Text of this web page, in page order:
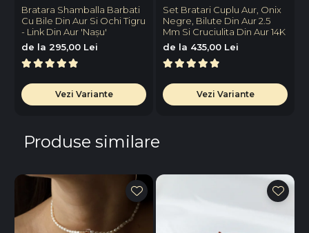
Bratara Shamballa Barbati
Cu Bile Din Aur Si Ochi Tigru
- Link Din Aur 'Nașu'
de la 295,00 Lei
Vezi Variante
Set Bratari Cuplu Aur, Onix
Negre, Bilute Din Aur 2.5
Mm Si Cruciulita Din Aur 14K
de la 435,00 Lei
Vezi Variante
Produse similare